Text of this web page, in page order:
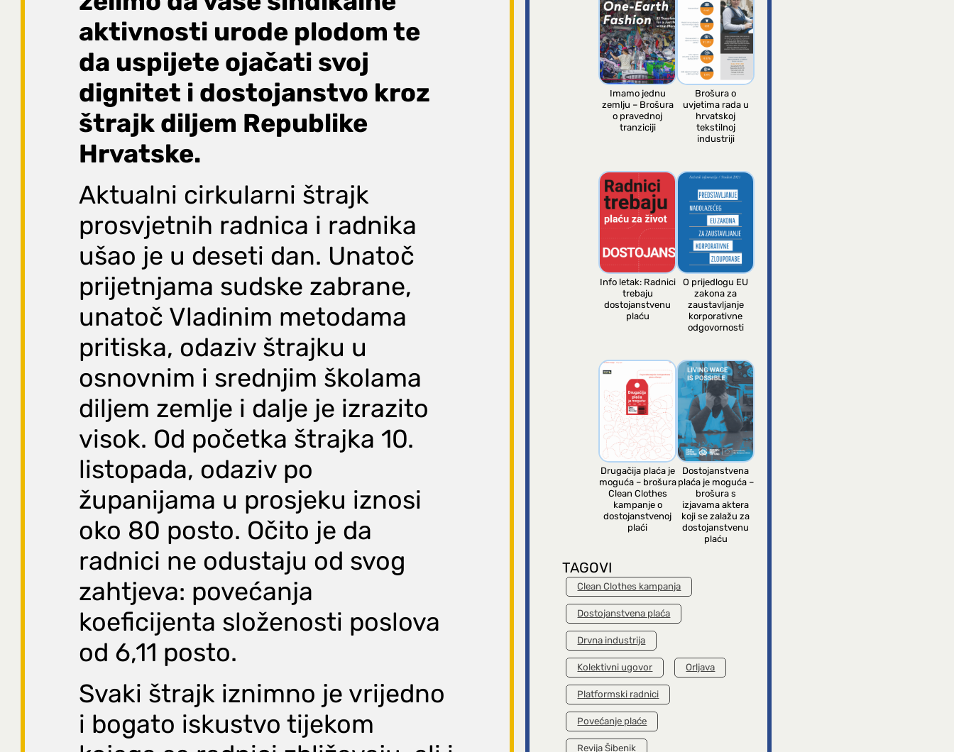
aktivnosti urode plodom te
da uspijete ojačati svoj
dignitet i dostojanstvo kroz
štrajk diljem Republike
Hrvatske.
Aktualni cirkularni štrajk
prosvjetnih radnica i radnika
ušao je u deseti dan. Unatoč
prijetnjama sudske zabrane,
unatoč Vladinim metodama
pritiska, odaziv štrajku u
osnovnim i srednjim školama
diljem zemlje i dalje je izrazito
visok. Od početka štrajka 10.
listopada, odaziv po
županijama u prosjeku iznosi
oko 80 posto. Očito je da
radnici ne odustaju od svog
zahtjeva: povećanja
koeficijenta složenosti poslova
od 6,11 posto.
Svaki štrajk iznimno je vrijedno
i bogato iskustvo tijekom
Imamo jednu
zemlju – Brošura
o pravednoj
tranziciji
Brošura o
uvjetima rada u
hrvatskoj
tekstilnoj
industriji
Info letak: Radnici
trebaju
dostojanstvenu
plaću
O prijedlogu EU
zakona za
zaustavljanje
korporativne
odgovornosti
Drugačija plaća je
moguća – brošura
Clean Clothes
kampanje o
dostojanstvenoj
plaći
Dostojanstvena
plaća je moguća –
brošura s
izjavama aktera
koji se zalažu za
dostojanstvenu
plaću
TAGOVI
Clean Clothes kampanja
Dostojanstvena plaća
Drvna industrija
Kolektivni ugovor Orljava
Platformski radnici
Povećanje plaće
Revija Šibenik